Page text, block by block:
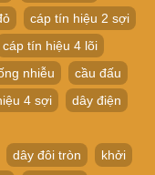
cáp tín hiệu 2 sợi
cáp tín hiệu 4 lõi
nhiễu
cầu đấu
4 sợi
dây điện
dây đôi tròn khởi